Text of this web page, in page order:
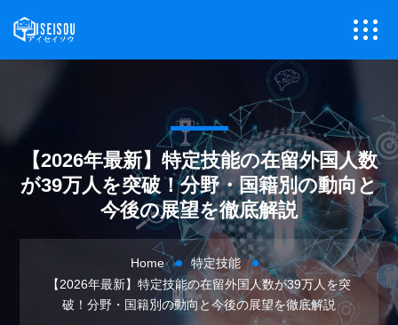
【2026年最新】特定技能の在留外国人数
が39万人を突破！分野・国籍別の動向と
今後の展望を徹底解説
Home
特定技能
【2026年最新】特定技能の在留外国人数が39万人を突
破！分野・国籍別の動向と今後の展望を徹底解説